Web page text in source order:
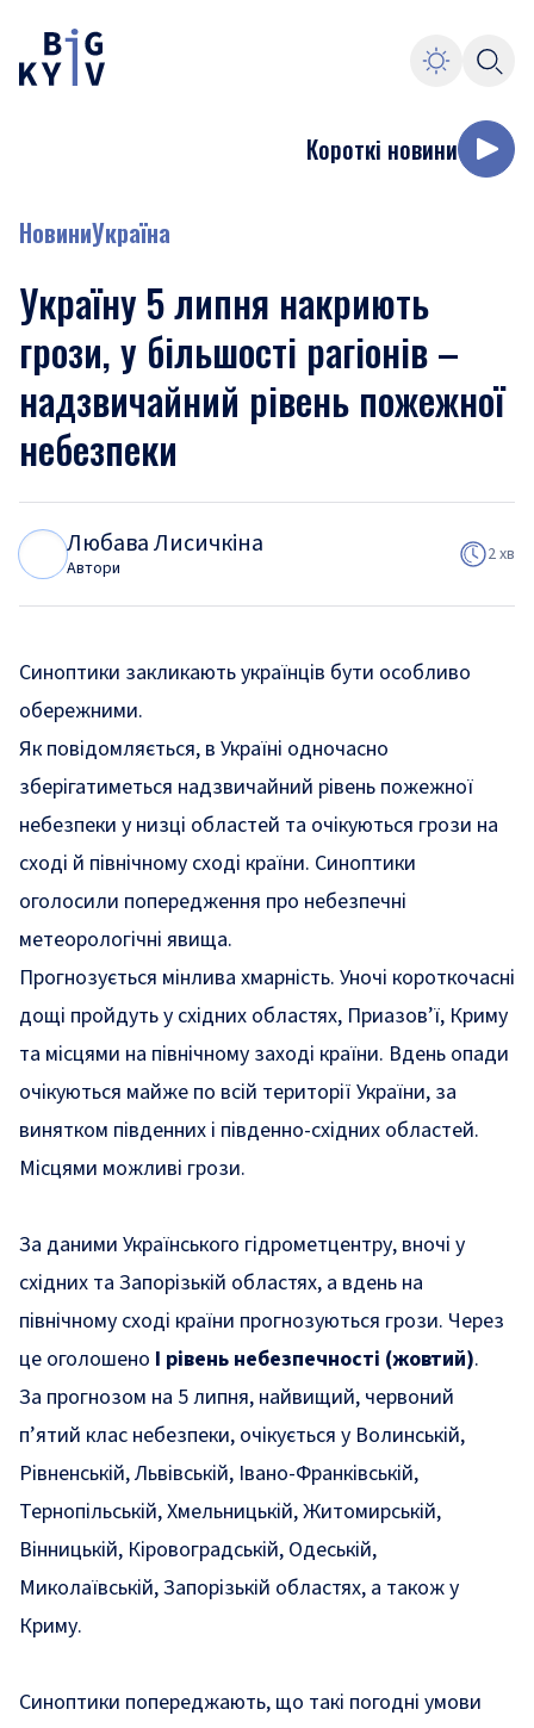
Короткі новини
НовиниУкраїна
Україну 5 липня накриють
грози, у більшості рагіонів –
надзвичайний рівень пожежної
небезпеки
Любава Лисичкіна
Автори
2 хв
Синоптики закликають українців бути особливо
обережними.
Як повідомляється, в Україні одночасно
зберігатиметься надзвичайний рівень пожежної
небезпеки у низці областей та очікуються грози на
сході й північному сході країни. Синоптики
оголосили попередження про небезпечні
метеорологічні явища.
Прогнозується мінлива хмарність. Уночі короткочасні
дощі пройдуть у східних областях, Приазов’ї, Криму
та місцями на північному заході країни. Вдень опади
очікуються майже по всій території України, за
винятком південних і південно-східних областей.
Місцями можливі грози.
За даними Українського гідрометцентру, вночі у
східних та Запорізькій областях, а вдень на
північному сході країни прогнозуються грози. Через
це оголошено І рівень небезпечності (жовтий).
За прогнозом на 5 липня, найвищий, червоний
п’ятий клас небезпеки, очікується у Волинській,
Рівненській, Львівській, Івано-Франківській,
Тернопільській, Хмельницькій, Житомирській,
Вінницькій, Кіровоградській, Одеській,
Миколаївській, Запорізькій областях, а також у
Криму.
Синоптики попереджають, що такі погодні умови